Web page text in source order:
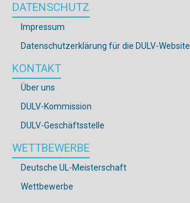
DATENSCHUTZ
Impressum
Datenschutzerklärung für die DULV-Website
KONTAKT
Über uns
DULV-Kommission
DULV-Geschäftsstelle
WETTBEWERBE
Deutsche UL-Meisterschaft
Wettbewerbe